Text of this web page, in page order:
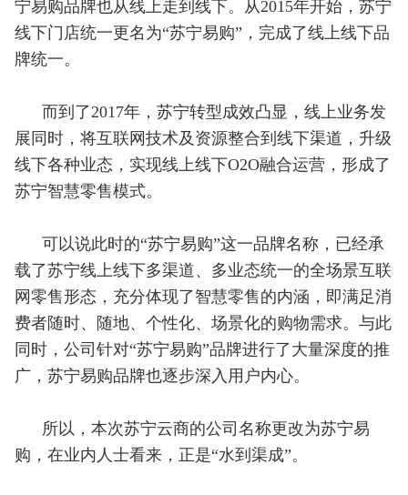
宁易购品牌也从线上走到线下。从2015年开始，苏宁
线下门店统一更名为“苏宁易购”，完成了线上线下品
牌统一。
而到了2017年，苏宁转型成效凸显，线上业务发
展同时，将互联网技术及资源整合到线下渠道，升级
线下各种业态，实现线上线下O2O融合运营，形成了
苏宁智慧零售模式。
可以说此时的“苏宁易购”这一品牌名称，已经承
载了苏宁线上线下多渠道、多业态统一的全场景互联
网零售形态，充分体现了智慧零售的内涵，即满足消
费者随时、随地、个性化、场景化的购物需求。与此
同时，公司针对“苏宁易购”品牌进行了大量深度的推
广，苏宁易购品牌也逐步深入用户内心。
所以，本次苏宁云商的公司名称更改为苏宁易
购，在业内人士看来，正是“水到渠成”。